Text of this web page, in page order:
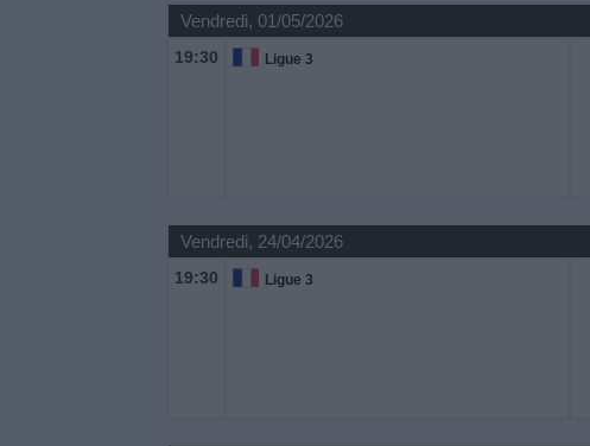
Vendredi, 01/05/2026
19:30 Ligue 3
Vendredi, 24/04/2026
19:30 Ligue 3